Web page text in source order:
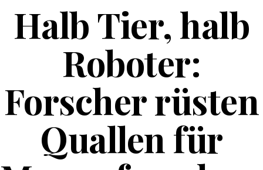
Halb Tier, halb
Roboter:
Forscher rüsten
Quallen für